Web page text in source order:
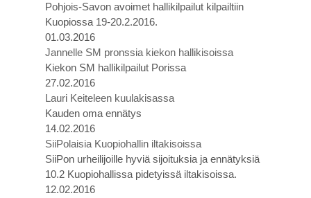
Pohjois-Savon avoimet hallikilpailut kilpailtiin
Kuopiossa 19-20.2.2016.
01.03.2016
Jannelle SM pronssia kiekon hallikisoissa
Kiekon SM hallikilpailut Porissa
27.02.2016
Lauri Keiteleen kuulakisassa
Kauden oma ennätys
14.02.2016
SiiPolaisia Kuopiohallin iltakisoissa
SiiPon urheilijoille hyviä sijoituksia ja ennätyksiä
10.2 Kuopiohallissa pidetyissä iltakisoissa.
12.02.2016